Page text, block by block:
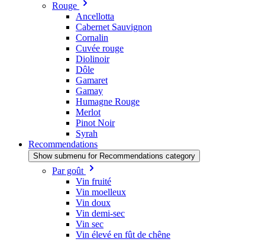
Rouge
Ancellotta
Cabernet Sauvignon
Cornalin
Cuvée rouge
Diolinoir
Dôle
Gamaret
Gamay
Humagne Rouge
Merlot
Pinot Noir
Syrah
Recommendations
Show submenu for Recommendations category
Par goût
Vin fruité
Vin moelleux
Vin doux
Vin demi-sec
Vin sec
Vin élevé en fût de chêne